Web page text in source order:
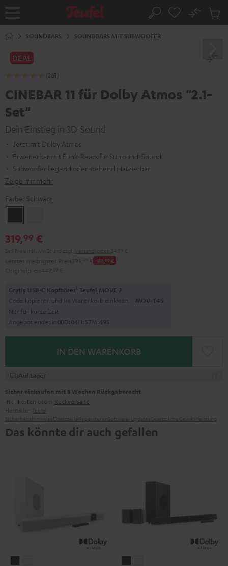
Startseite Suche
No
SOUNDBARS SOUNDBARS MIT SUBWOOFER
DEAL
(261)
CINEBAR 11 für Dolby Atmos "2.1-
Set"
Dein Einstieg in 3D-Sound
Jetzt mit Dolby Atmos
Erweiterbar mit Funk-Rears für Surround-Sound
Subwoofer liegend oder stehend platzierbar
Zeige mir mehr
Farbe: Schwarz
319,99 €
-80,00 €
Gratis USB-C Kopfhörer1 Teufel MOVE 2
Code kopieren und im Warenkorb einlösen. MOV-T4S
Nur für kurze Zeit
Angebot endet in00D:04H: 57M:48S
IN DEN WARENKORB
Auf Lager
Sicher einkaufen mit 8 Wochen Rückgaberecht
inkl. kostenlosem Rückversand
Das könnte dir auch gefallen